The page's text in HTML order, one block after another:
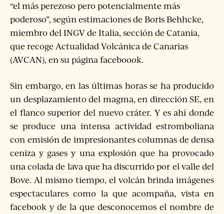
“el más perezoso pero potencialmente más
poderoso”, según estimaciones de Boris Behhcke,
miembro del INGV de Italia, sección de Catania,
que recoge Actualidad Volcánica de Canarias
(AVCAN), en su página faceboook.
Sin embargo, en las últimas horas se ha producido
un desplazamiento del magma, en dirección SE, en
el flanco superior del nuevo cráter. Y es ahí donde
se produce una intensa actividad estromboliana
con emisión de impresionantes columnas de densa
ceniza y gases y una explosión que ha provocado
una colada de lava que ha discurrido por el valle del
Bove. Al mismo tiempo, el volcán brinda imágenes
espectaculares como la que acompaña, vista en
facebook y de la que desconocemos el nombre de